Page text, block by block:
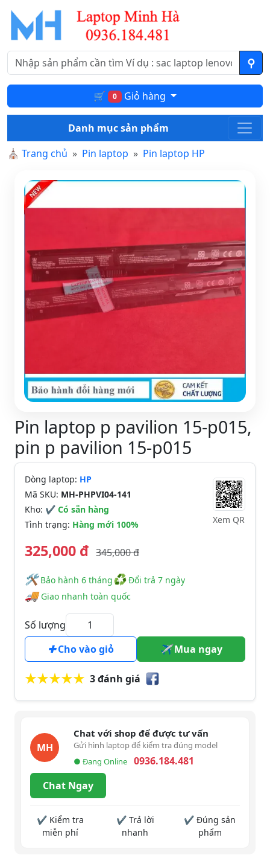
🛒 0 Giỏ hàng
Danh mục sản phẩm
⛪ Trang chủ Pin laptop Pin laptop HP
Pin laptop p pavilion 15-p015,
pin p pavilion 15-p015
Dòng laptop: HP
Mã SKU: MH-PHPVI04-141
Kho: ✔ Có sẵn hàng
Tình trạng: Hàng mới 100% Xem QR
325,000 đ 345,000 đ
🛠️️ Bảo hành 6 tháng♻Đổi trả 7 ngày
🚚Giao nhanh toàn quốc
Số lượng
Cho vào giỏ
Mua ngay
3 đánh giá
MH
Chat với shop để được tư vấn
Gửi hình laptop để kiểm tra đúng model
● Đang Online
0936.184.481
Chat Ngay
✔ Kiểm tra
miễn phí
✔ Trả lời
nhanh
✔ Đúng sản
phẩm